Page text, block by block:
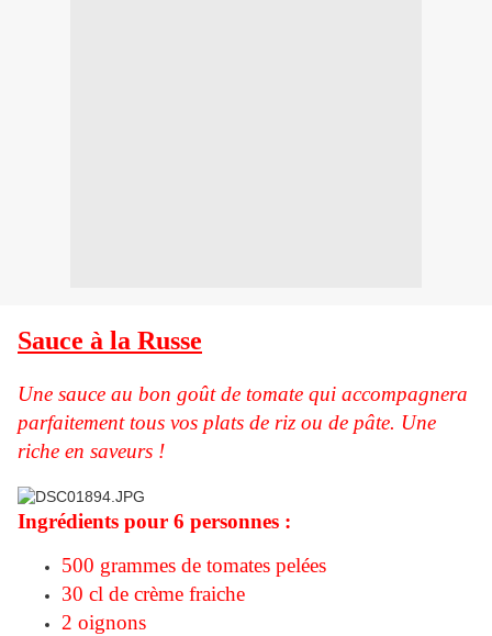
Sauce à la Russe
Une sauce au bon goût de tomate qui accompagnera
parfaitement tous vos plats de riz ou de pâte. Une
riche en saveurs !
Ingrédients pour 6 personnes :
500 grammes de tomates pelées
30 cl de crème fraiche
2 oignons